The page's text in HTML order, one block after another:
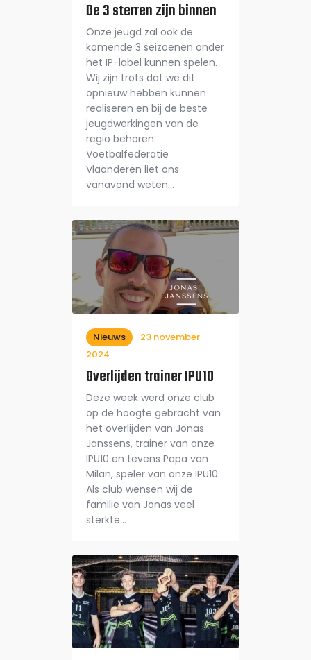
Webshop
De 3 sterren zijn binnen
Onze jeugd zal ook de
komende 3 seizoenen onder
het IP-label kunnen spelen.
Wij zijn trots dat we dit
opnieuw hebben kunnen
realiseren en bij de beste
jeugdwerkingen van de
regio behoren.
Voetbalfederatie
Vlaanderen liet ons
vanavond weten…
Nieuws
23 november
2024
Overlijden trainer IPU10
Deze week werd onze club
op de hoogte gebracht van
het overlijden van Jonas
Janssens, trainer van onze
IPU10 en tevens Papa van
Milan, speler van onze IPU10.
Als club wensen wij de
familie van Jonas veel
sterkte…